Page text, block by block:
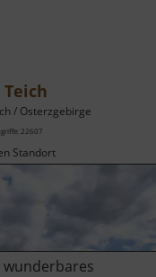
/ Osterzgebirge
22607
Standort
wunderbares